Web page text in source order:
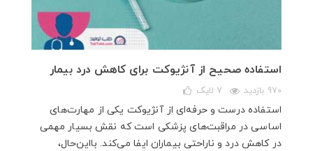
استفاده صحیح از آنژیوکت برای کاهش درد بیمار
970 بازدید 7 لایک
استفاده درست و حرفه‌ای از آنژیوکت یکی از مهارت‌های
اساسی در مراقبت‌های پزشکی است که نقش بسیار مهمی
در کاهش درد و ناراحتی بیماران ایفا می‌کند. بااین‌حال،